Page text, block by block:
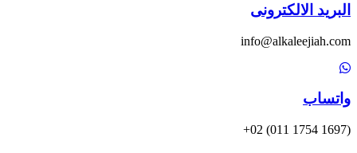
البريد الالكترونى
info@alkaleejiah.com
واتساب
(1697 1754 011) 02+